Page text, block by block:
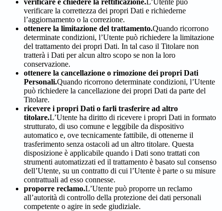
verificare la correttezza dei propri Dati e richiederne
l’aggiornamento o la correzione.
ottenere la limitazione del trattamento.Quando ricorrono
determinate condizioni, l’Utente può richiedere la limitazione
del trattamento dei propri Dati. In tal caso il Titolare non
tratterà i Dati per alcun altro scopo se non la loro
conservazione.
ottenere la cancellazione o rimozione dei propri Dati
Personali.Quando ricorrono determinate condizioni, l’Utente
può richiedere la cancellazione dei propri Dati da parte del
Titolare.
ricevere i propri Dati o farli trasferire ad altro
titolare.L’Utente ha diritto di ricevere i propri Dati in formato
strutturato, di uso comune e leggibile da dispositivo
automatico e, ove tecnicamente fattibile, di ottenerne il
trasferimento senza ostacoli ad un altro titolare. Questa
disposizione è applicabile quando i Dati sono trattati con
strumenti automatizzati ed il trattamento è basato sul consenso
dell’Utente, su un contratto di cui l’Utente è parte o su misure
contrattuali ad esso connesse.
proporre reclamo.L’Utente può proporre un reclamo
all’autorità di controllo della protezione dei dati personali
competente o agire in sede giudiziale.